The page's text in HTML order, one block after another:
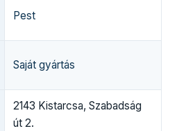
Pest
Saját gyártás
2143 Kistarcsa, Szabadság
út 2.